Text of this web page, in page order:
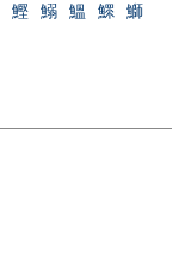
鰹 鰯 鰮 鰥
鰤